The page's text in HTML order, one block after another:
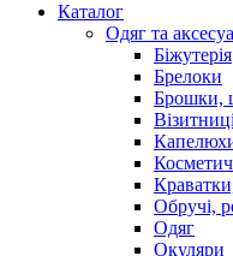
Каталог
Oдяг та
Біжутерія
Брелоки
Брошки,
Обручі,
Одяг
Окуляри